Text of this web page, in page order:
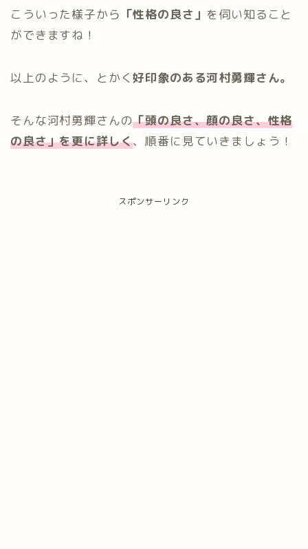
こういった様子から 「性格の良さ」 を伺い知ること
ができますね！
以上のように、とかく好印象のある河村勇輝さん。
そんな河村勇輝さんの「頭の良さ、顔の良さ、性格
の良さ」を更に詳しく、順番に見ていきましょう！
スポンサーリンク